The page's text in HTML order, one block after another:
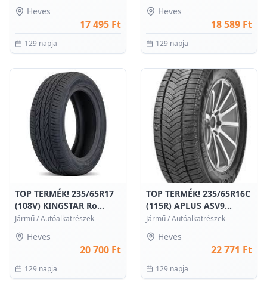
Heves
17 495 Ft
129 napja
Heves
18 589 Ft
129 napja
TOP TERMÉK! 235/65R17
(108V) KINGSTAR Ro...
Jármű/Autóalkatrészek
Heves
20 700 Ft
129 napja
TOP TERMÉK! 235/65R16C
(115R) APLUS ASV9...
Jármű/Autóalkatrészek
Heves
22 771 Ft
129 napja